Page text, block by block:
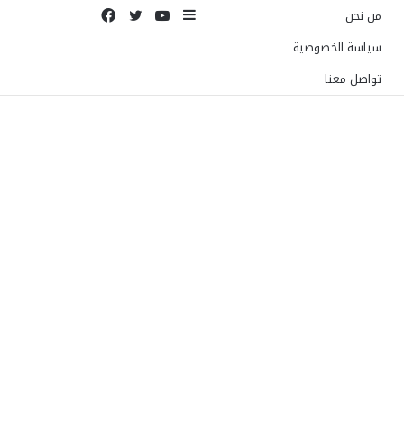
من نحن
سياسة الخصوصية
تواصل معنا
إضافة يوتيوبتويتر